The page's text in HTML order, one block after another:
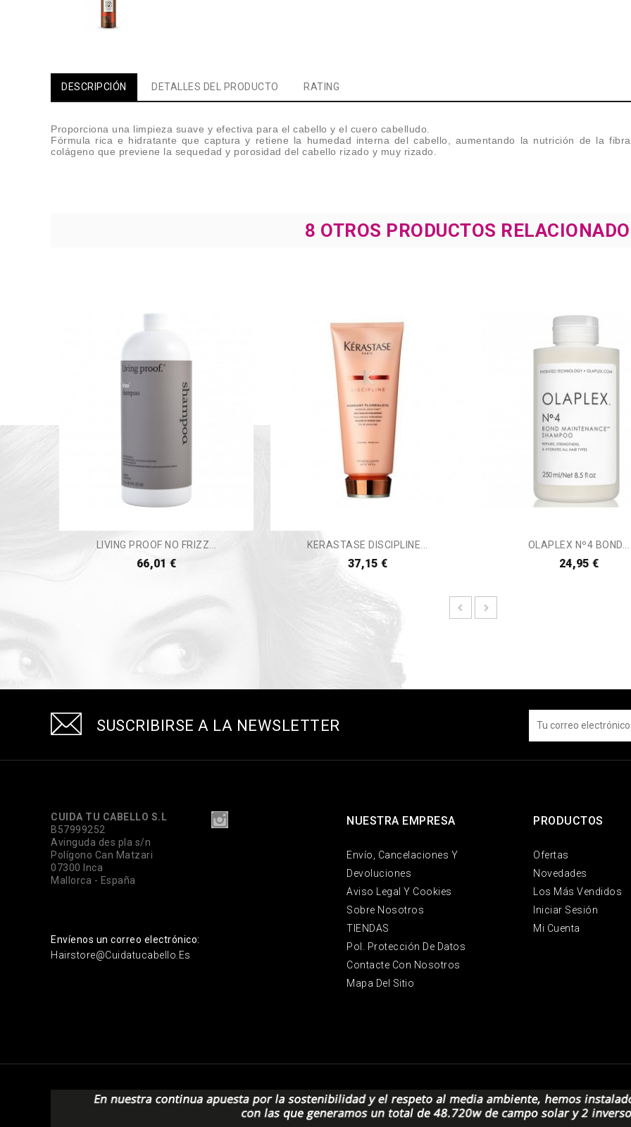
DESCRIPCIÓN DETALLES DEL PRODUCTO RATING
Proporciona una limpieza suave y efectiva para el cabello y el cuero cabelludo.
Fórmula rica e hidratante que captura y retiene la humedad interna del cabello, aumentando la nutrición de la
colágeno que previene la sequedad y porosidad del cabello rizado y muy rizado.
8 OTROS PRODUCTOS
LIVING PROOF NO FRIZZ...
66,01 €
KERASTASE DISCIPLINE...
37,15 €
OLAPLEX Nº4 BOND...
24,95 €
SUSCRIBIRSE A LA NEWSLETTER
CUIDA TU CABELLO S.L
B57999252
Avinguda des pla s/n
Polígono Can Matzari
07300 Inca
Mallorca - España
Envíenos un correo electrónico:
Hairstore@cuidatucabello.es
PRODUCTOS
Ofertas
Novedades
Los Más Vendidos
Iniciar Sesión
Mi Cuenta
NUESTRA EMPRESA
Envío, Cancelaciones Y
Devoluciones
Aviso Legal Y Cookies
Sobre Nosotros
TIENDAS
Pol. Protección De Datos
Contacte Con Nosotros
Mapa Del Sitio